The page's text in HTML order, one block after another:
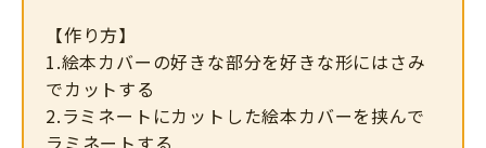
【作り方】
1.絵本カバーの好きな部分を好きな形にはさみ
でカットする
2.ラミネートにカットした絵本カバーを挟んで
ラミネートする